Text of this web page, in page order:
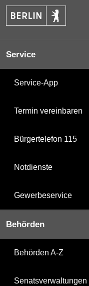
Service
Service-App
Termin vereinbaren
Bürgertelefon 115
Notdienste
Gewerbeservice
Behörden
Behörden A-Z
Senatsverwaltungen